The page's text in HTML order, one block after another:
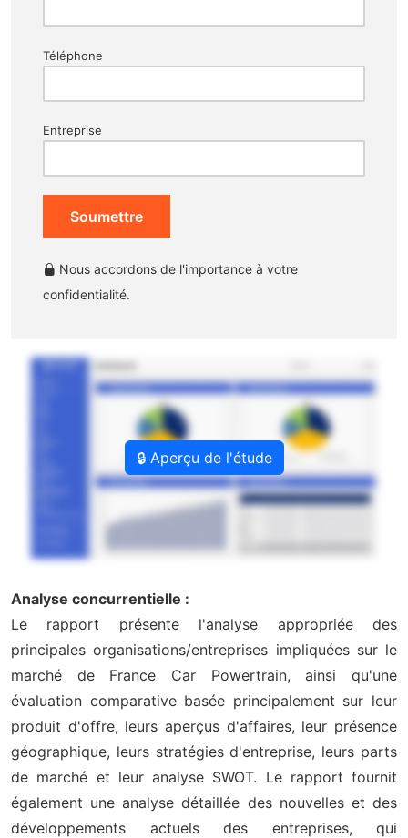
Téléphone
Entreprise
Soumettre
Nous accordons de l'importance à votre
confidentialité.
🔒 Aperçu de l'étude
Analyse concurrentielle :
Le rapport présente l'analyse appropriée des
principales organisations/entreprises impliquées sur le
marché de France Car Powertrain, ainsi qu'une
évaluation comparative basée principalement sur leur
produit d'offre, leurs aperçus d'affaires, leur présence
géographique, leurs stratégies d'entreprise, leurs parts
de marché et leur analyse SWOT. Le rapport fournit
également une analyse détaillée des nouvelles et des
développements actuels des entreprises, qui